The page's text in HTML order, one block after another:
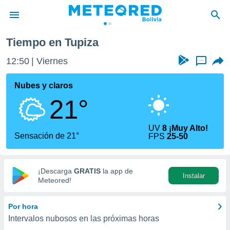
de
ha
calidad.
a este
las
y
digital
basada
Tiempo en Tupiza
12:50 Viernes ...
Nubes y claros
21°
Sensación de 21°
UV8 ¡Muy Alto!
FPS25-50
¡Descarga GRATIS la app de
Meteored!
Instalar
Por hora
Intervalos nubosos en las próximas horas